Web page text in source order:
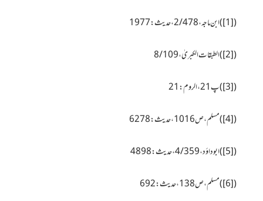
(
[1])ابن ماجہ، 2/478، حدیث : 1977
(
[2])الطبقات الکبریٰ،8/109
(
[3])پ 21، الروم:21
(
[4])مسلم، ص 1016، حدیث : 6278
(
[5])ابوداؤد،4/359،حدیث:4898
(
[6])مسلم، ص138، حدیث : 692